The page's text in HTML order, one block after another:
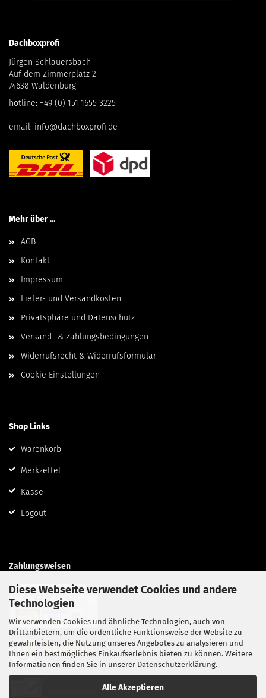
Diese Webseite verwendet Cookies und andere
Technologien
Wir verwenden Cookies und ähnliche Technologien, auch von
Drittanbietern, um die ordentliche Funktionsweise der Website zu
gewährleisten, die Nutzung unseres Angebotes zu analysieren und
Ihnen ein bestmögliches Einkaufserlebnis bieten zu können. Weitere
Informationen finden Sie in unserer Datenschutzerklärung.
Alle Akzeptieren
Dachboxprofi
Jürgen Schlauersbach
Auf dem Zimmerplatz 2
74638 Waldenburg
hotline: +49 (0) 151 1655 3225
email: info@dachboxprofi.de
Mehr über ...
AGB
Kontakt
Impressum
Liefer- und Versandkosten
Privatsphäre und Datenschutz
Versand- & Zahlungsbedingungen
Widerrufsrecht & Widerrufsformular
Cookie Einstellungen
Shop Links
Warenkorb
Merkzettel
Kasse
Logout
Zahlungsweisen